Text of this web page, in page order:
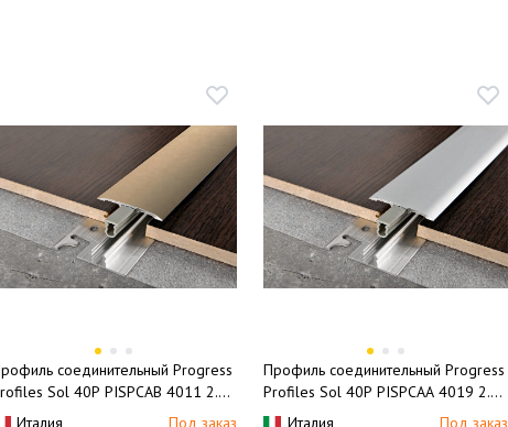
соединительный Progress
Sol 40P PISPCAB 4011 2.7
(бронза матовая)
Италия Под заказ
Профиль соединительный Progress
Profiles Sol 40P PISPCAА 4019 2.7
м (серебро матовое)
Италия Под заказ